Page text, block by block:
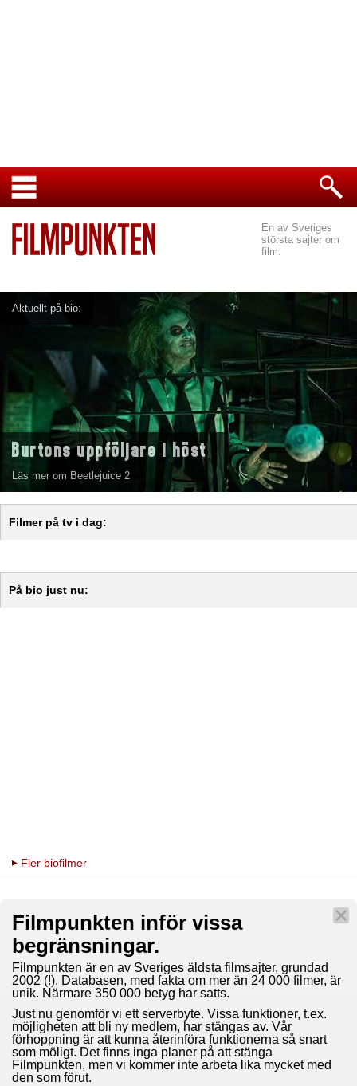
En av Sveriges
största sajter om
film.
Aktuellt på bio:
Burtons uppföljare i höst
Läs mer om Beetlejuice 2
Filmer på tv i dag:
På bio just nu:
Fler biofilmer
Filmpunkten inför vissa
begränsningar.
Filmpunkten är en av Sveriges äldsta filmsajter, grundad
2002 (!). Databasen, med fakta om mer än 24 000 filmer, är
unik. Närmare 350 000 betyg har satts.
Just nu genomför vi ett serverbyte. Vissa funktioner, t.ex.
möjligheten att bli ny medlem, har stängas av. Vår
förhoppning är att kunna återinföra funktionerna så snart
som möligt. Det finns inga planer på att stänga
Filmpunkten, men vi kommer inte arbeta lika mycket med
den som förut.